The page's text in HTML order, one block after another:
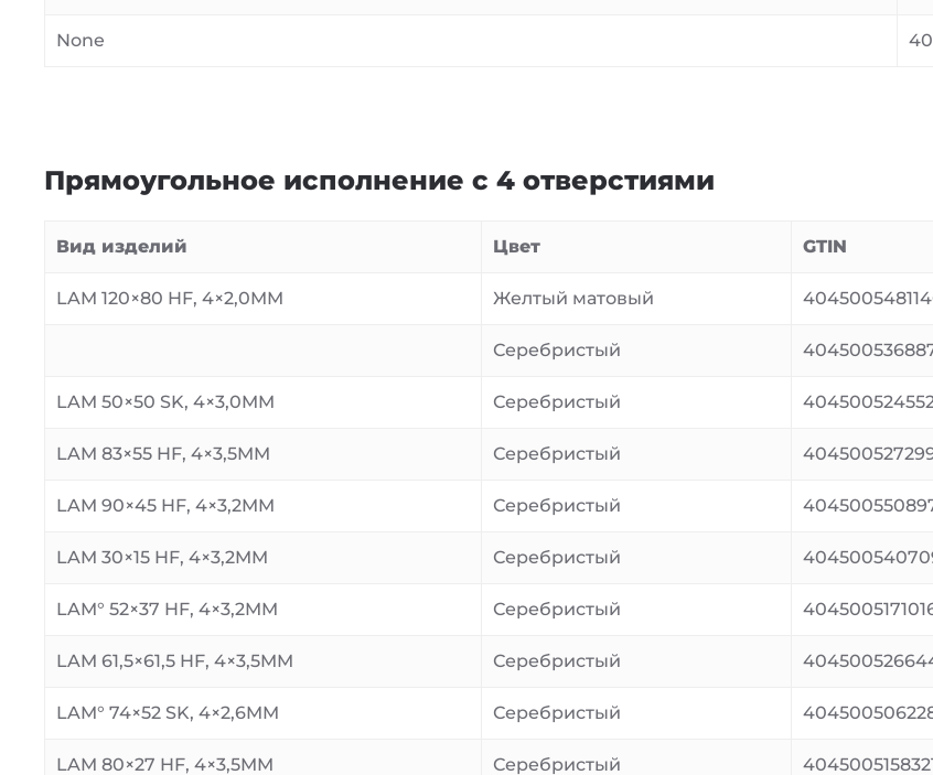
None
Прямоугольное исполнение с 4 отверстиями
Вид изделий Цвет GTIN
LAM 120×80 HF, 4×2,0MM Желтый матовый
Серебристый
LAM 50×50 SK, 4×3,0MM Серебристый
LAM 83×55 HF, 4×3,5MM Серебристый
LAM 90×45 HF, 4×3,2MM Серебристый
LAM 30×15 HF, 4×3,2MM Серебристый
LAM° 52×37 HF, 4×3,2MM Серебристый
LAM 61,5×61,5 HF, 4×3,5MM Серебристый
LAM° 74×52 SK, 4×2,6MM Серебристый
LAM 80×27 HF, 4×3,5MM Серебристый